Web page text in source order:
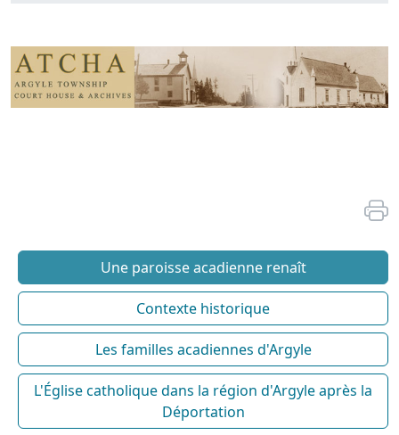
Une paroisse acadienne renaît
Contexte historique
Les familles acadiennes d'Argyle
L'Église catholique dans la région d'Argyle après la
Déportation